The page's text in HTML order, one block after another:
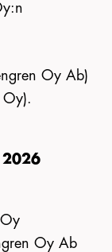
Oy Ab)
Oy).
2026
Oy Ab